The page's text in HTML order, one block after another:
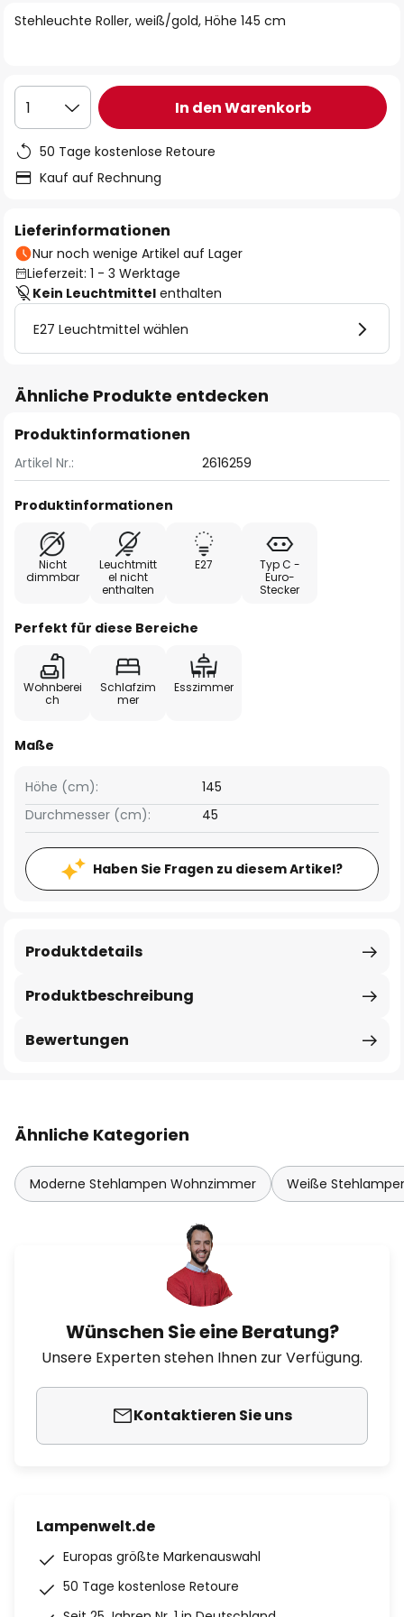
Stehleuchte Roller, weiß/gold, Höhe 145 cm
1 In den Warenkorb
50 Tage kostenlose Retoure
Kauf auf Rechnung
Lieferinformationen
Nur noch wenige Artikel auf Lager
Lieferzeit: 1 - 3 Werktage
Kein Leuchtmittel enthalten
E27 Leuchtmittel wählen
Ähnliche Produkte entdecken
Produktinformationen
Artikel Nr.: 2616259
Produktinformationen
Nicht
dimmbar
Leuchtmitt
el nicht
enthalten
E27
Typ C -
Euro-
Stecker
Perfekt für diese Bereiche
Wohnberei
ch
Schlafzim
mer
Esszimmer
Maße
Höhe (cm):
145
Durchmesser (cm):
45
Haben Sie Fragen zu diesem Artikel?
Produktbeschreibung
Produktdetails
Bewertungen
Ähnliche Kategorien
Moderne Stehlampen Wohnzimmer Weiße
Wünschen Sie eine Beratung?
Unsere Experten stehen Ihnen zur Verfügung.
Kontaktieren Sie uns
Lampenwelt.de
Europas größte Markenauswahl
50 Tage kostenlose Retoure